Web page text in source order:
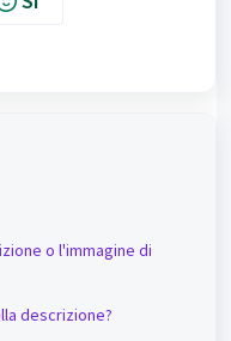
o l'immagine di
descrizione?